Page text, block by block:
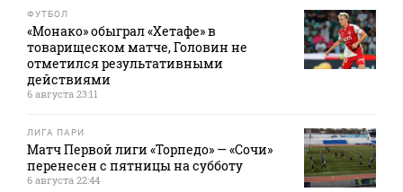
ФУТБОЛ
«Монако» обыграл «Хетафе» в
товарищеском матче, Головин не
отметился результативными
действиями
6 августа 23:11
ЛИГА ПАРИ
Матч Первой лиги «Торпедо» — «Сочи»
перенесен с пятницы на субботу
6 августа 22:44